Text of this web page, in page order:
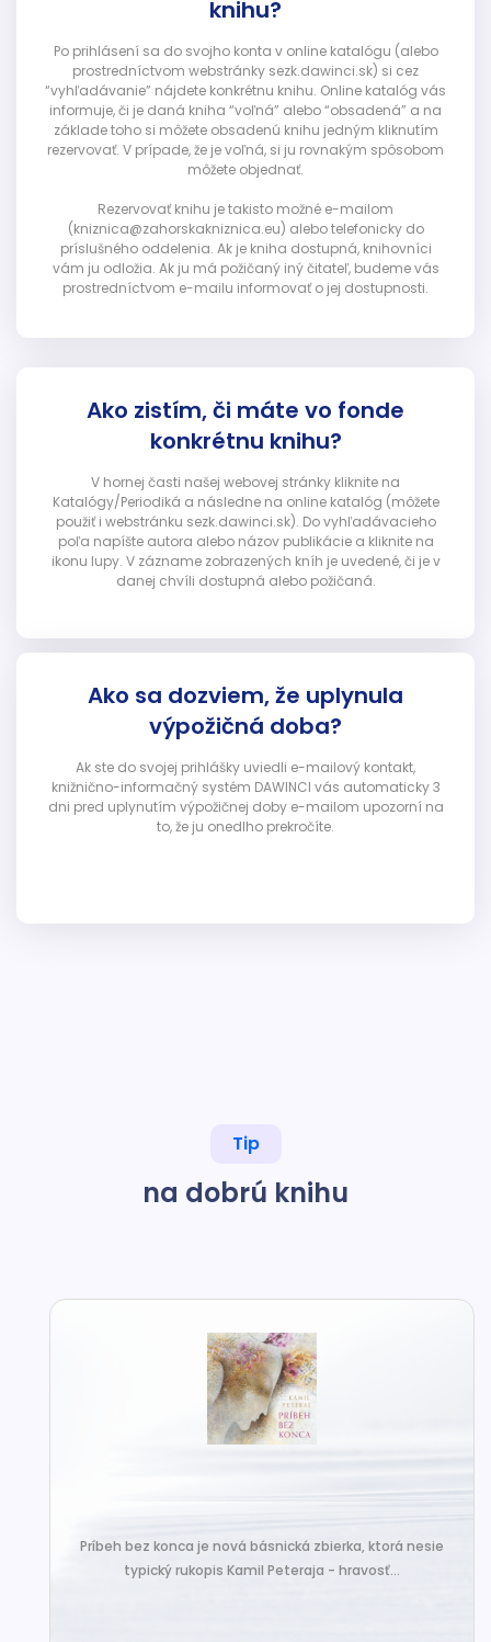
knihu?
Po prihlásení sa do svojho konta v online katalógu (alebo
prostredníctvom webstránky sezk.dawinci.sk) si cez
“vyhľadávanie” nájdete konkrétnu knihu. Online katalóg vás
informuje, či je daná kniha “voľná” alebo “obsadená” a na
základe toho si môžete obsadenú knihu jedným kliknutím
rezervovať. V prípade, že je voľná, si ju rovnakým spôsobom
môžete objednať.
Rezervovať knihu je takisto možné e-mailom
(kniznica@zahorskakniznica.eu) alebo telefonicky do
príslušného oddelenia. Ak je kniha dostupná, knihovníci
vám ju odložia. Ak ju má požičaný iný čitateľ, budeme vás
prostredníctvom e-mailu informovať o jej dostupnosti.
Ako zistím, či máte vo fonde
konkrétnu knihu?
V hornej časti našej webovej stránky kliknite na
Katalógy/Periodiká a následne na online katalóg (môžete
použiť i webstránku sezk.dawinci.sk). Do vyhľadávacieho
poľa napíšte autora alebo názov publikácie a kliknite na
ikonu lupy. V zázname zobrazených kníh je uvedené, či je v
danej chvíli dostupná alebo požičaná.
Ako sa dozviem, že uplynula
výpožičná doba?
Ak ste do svojej prihlášky uviedli e-mailový kontakt,
knižnično-informačný systém DAWINCI vás automaticky 3
dni pred uplynutím výpožičnej doby e-mailom upozorní na
to, že ju onedlho prekročíte.
Tip
na dobrú knihu
Príbeh bez konca je nová básnická zbierka, ktorá nesie
typický rukopis Kamil Peteraja - hravosť...